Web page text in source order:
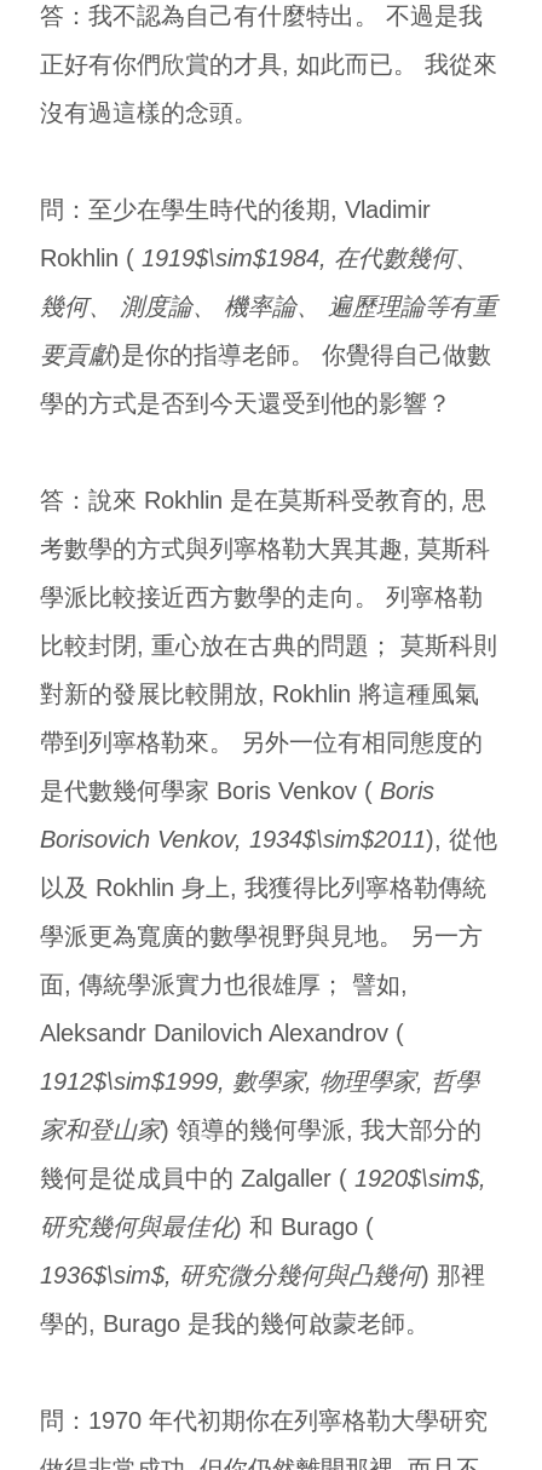
答：我不認為自己有什麼特出。 不過是我
正好有你們欣賞的才具, 如此而已。 我從來
沒有過這樣的念頭。
問：至少在學生時代的後期, Vladimir
Rokhlin ( 1919$\sim$1984, 在代數幾何、
幾何、 測度論、 機率論、 遍歷理論等有重
要貢獻)是你的指導老師。 你覺得自己做數
學的方式是否到今天還受到他的影響？
答：說來 Rokhlin 是在莫斯科受教育的, 思
考數學的方式與列寧格勒大異其趣, 莫斯科
學派比較接近西方數學的走向。 列寧格勒
比較封閉, 重心放在古典的問題； 莫斯科則
對新的發展比較開放, Rokhlin 將這種風氣
帶到列寧格勒來。 另外一位有相同態度的
是代數幾何學家 Boris Venkov ( Boris
Borisovich Venkov, 1934$\sim$2011), 從他
以及 Rokhlin 身上, 我獲得比列寧格勒傳統
學派更為寬廣的數學視野與見地。 另一方
面, 傳統學派實力也很雄厚； 譬如,
Aleksandr Danilovich Alexandrov (
1912$\sim$1999, 數學家, 物理學家, 哲學
家和登山家) 領導的幾何學派, 我大部分的
幾何是從成員中的 Zalgaller ( 1920$\sim$,
研究幾何與最佳化) 和 Burago (
1936$\sim$, 研究微分幾何與凸幾何) 那裡
學的, Burago 是我的幾何啟蒙老師。
問：1970 年代初期你在列寧格勒大學研究